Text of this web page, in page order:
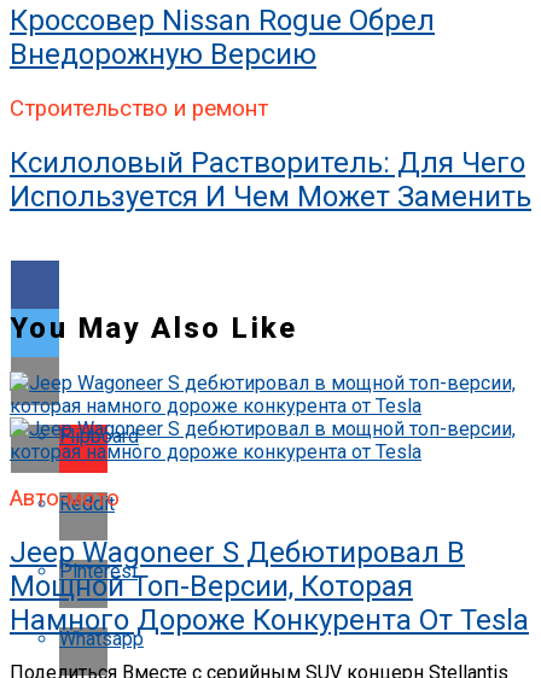
Кроссовер Nissan Rogue Обрел
Внедорожную Версию
Строительство и ремонт
Ксилоловый Растворитель: Для Чего
Используется И Чем Может Заменить
Flipboard
Reddit
Pinterest
Whatsapp
You May Also Like
Авто-мото
Jeep Wagoneer S Дебютировал В
Мощной Топ-Версии, Которая
Намного Дороже Конкурента От Tesla
Поделиться Вместе с серийным SUV концерн Stellantis